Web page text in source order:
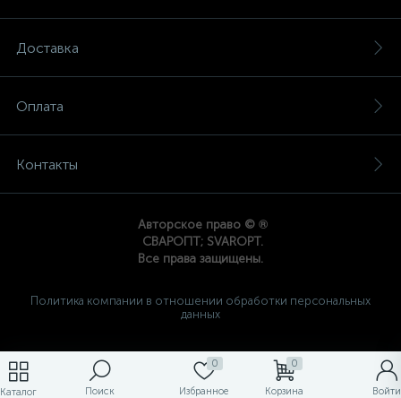
Каталог Поиск
0
Избранное
0
Корзина Войти
Доставка
Оплата
Контакты
Авторское право © ®
СВАРОПТ; SVAROPT.
Все права защищены.
Политика компании в отношении обработки персональных
данных